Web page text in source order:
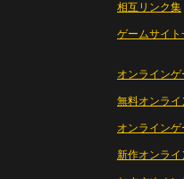
相互リンク集
ゲームサイト
オンラインゲ
無料オンライ
オンライン
新作オンライ